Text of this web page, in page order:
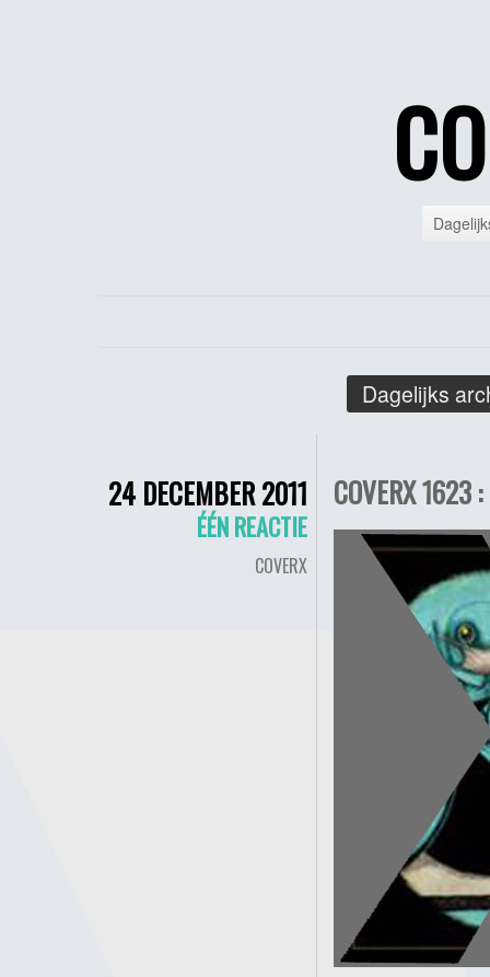
Dagelijks
24 DECEMBER 2011
ÉÉN REACTIE
COVERX
COVERX 1623